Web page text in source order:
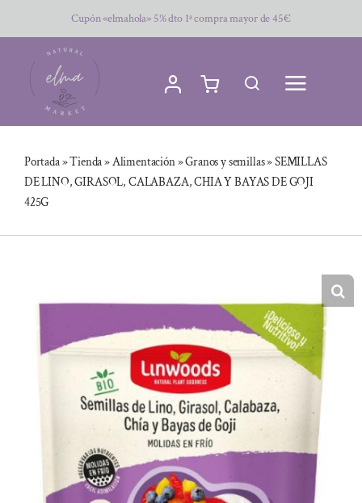
al
contenido
Cupón «elmahola» 5% dto 1ª compra mayor de 45€
Portada»Tienda»Alimentación»Granos y semillas»SEMILLAS
DE LINO, GIRASOL, CALABAZA, CHIA Y BAYAS DE GOJI
425G